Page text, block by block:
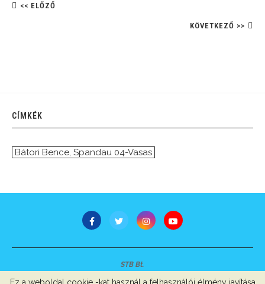
<< ELŐZŐ
KÖVETKEZŐ >>
CÍMKÉK
Bátori Bence Spandau 04-Vasas
STB Bt.
Minden jog fenntartva © 2007-2022